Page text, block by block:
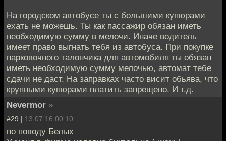
На городском автобусе ты с большими купюрами
ехать не можешь. Ты как пассажир обязан иметь
необходимую сумму в мелочи. Иначе водитель
имеет право выгнать тебя из автобуса. При покупке
парковочного талончика для автомобиля ты обязан
иметь необходимую сумму мелочью, автомат тебе
сдачи не даст. На заправках часто висит обьява, что
крупными купюрами платить запрещено. И т.д.
Nevermor »
#29 | 13.07.16 00:10
по поводу Белых